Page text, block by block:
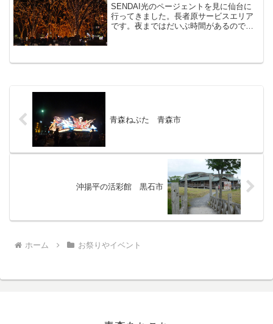
SENDAI光のページェントを見に仙台に
行ってきました。長者原サービスエリア
です。夜まではだいぶ時間があるのでア
のページ＞青森あちこ...
青森ねぶた 青森市
沖揚平の活彩館 黒石市
ホーム お祭りやイベント